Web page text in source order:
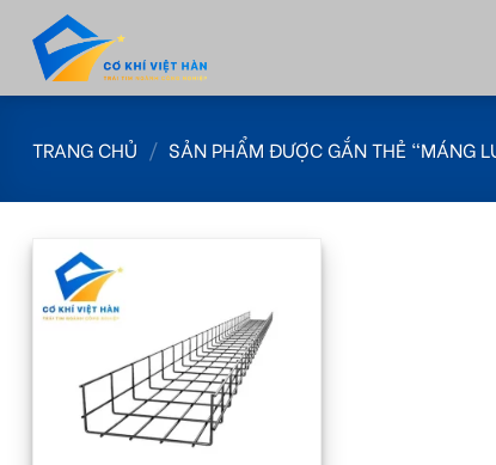
content
TRANG CHỦ / SẢN PHẨM ĐƯỢC GẮN THẺ “MÁNG